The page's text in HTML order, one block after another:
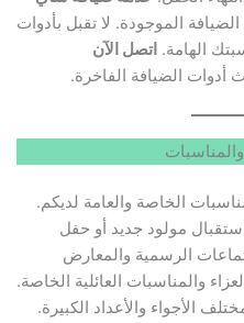
الموجودة. لا تقبل بأدوات
الهامة.اتصل الآن
الضيافة الفاخرة.
الخاصة والعامة لديكم.
مولود جديد أو حفل
الرسمية والمعارض
والمناسبات العائلية الخاصة.
الأجواء والأعداد الكبيرة.